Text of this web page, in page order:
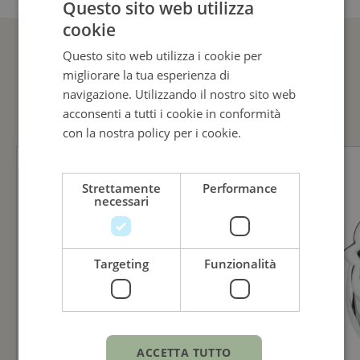
GUARDA ANCHE
Questo sito web utilizza
cookie
Questo sito web utilizza i cookie per
migliorare la tua esperienza di
navigazione. Utilizzando il nostro sito web
acconsenti a tutti i cookie in conformità
con la nostra policy per i cookie.
Strettamente
necessari
Performance
Targeting Funzionalità
ACCETTA TUTTO